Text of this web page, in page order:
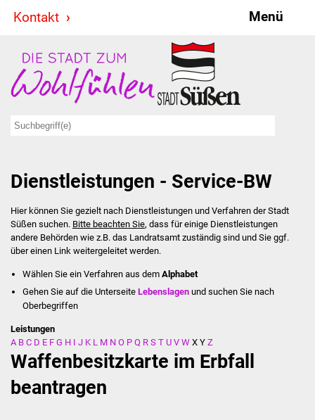
Kontakt Menü
Stadt & Politik
Bürgermeister
Ausschüsse
Ratsinformationssystem
Jugendbeirat
Summerrockfestival
Stadtverwaltung
Dienstleistungen - Service-BW
Hier können Sie gezielt nach Dienstleistungen und Verfahren der Stadt
Süßen suchen. Bitte beachten Sie, dass für einige Dienstleistungen
andere Behörden wie z.B. das Landratsamt zuständig sind und Sie ggf.
über einen Link weitergeleitet werden.
Wählen Sie ein Verfahren aus dem Alphabet
Gehen Sie auf die UnterseiteLebenslagen und suchen Sie nach
Oberbegriffen
Leistungen
A B C D E F G H I J K L M N O P Q R S T U V W X Y Z
Waffenbesitzkarte im Erbfall
beantragen